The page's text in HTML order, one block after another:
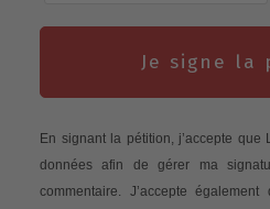
Je signe la
En signant la pétition, j’accepte
données afin de gérer ma
commentaire. J’accepte